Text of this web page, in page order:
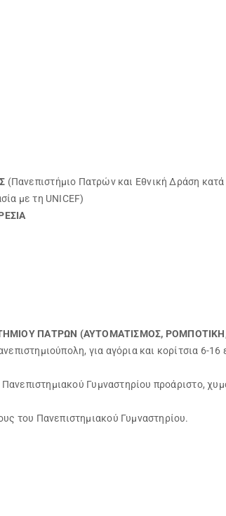
(Πανεπιστήμιο Πατρών και Εθνική Δράση
με τη UNICEF)
ΠΑΤΡΩΝ (ΑΥΤΟΜΑΤΙΣΜΟΣ,
για αγόρια και κορίτσια 6-16
Γυμναστηρίου προάριστο,
του Πανεπιστημιακού Γυμναστηρίου.